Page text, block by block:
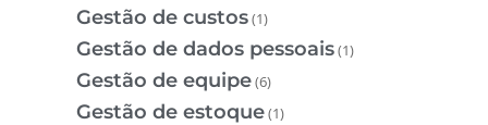
Gestão de custos(1)
Gestão de dados pessoais(1)
Gestão de equipe(6)
Gestão de estoque(1)